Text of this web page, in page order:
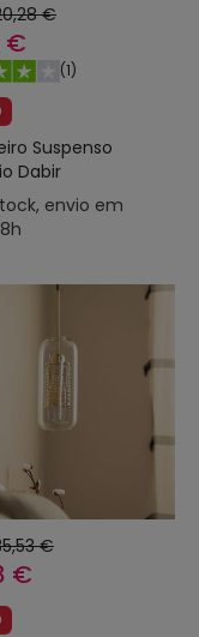
€
€
(1)
Suspenso
Dabir
envio em
€
€